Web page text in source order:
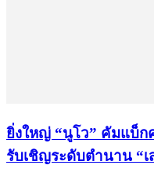
ยิ่งใหญ่ “นูโว” คัมแบ็ก
รับเชิญระดับตำนาน “เ